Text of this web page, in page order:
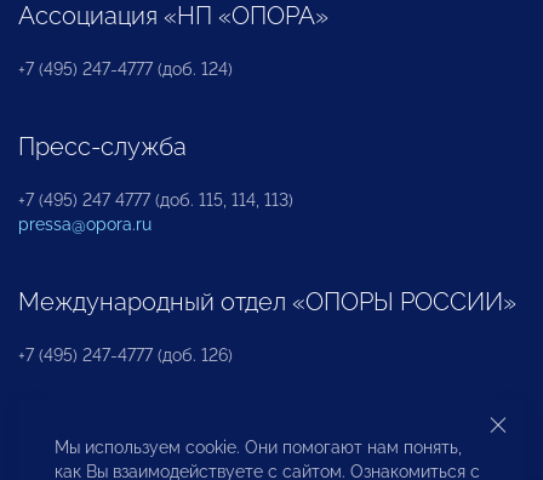
Ассоциация «НП «ОПОРА»
+7 (495) 247-4777 (доб. 124)
Пресс-служба
+7 (495) 247 4777 (доб. 115, 114, 113)
pressa@opora.ru
Международный отдел «ОПОРЫ РОССИИ»
+7 (495) 247-4777 (доб. 126)
Бюро по защите прав предпринимателей и
инвесторов
Мы используем cookie. Они помогают нам понять,
как Вы взаимодействуете с сайтом. Ознакомиться с